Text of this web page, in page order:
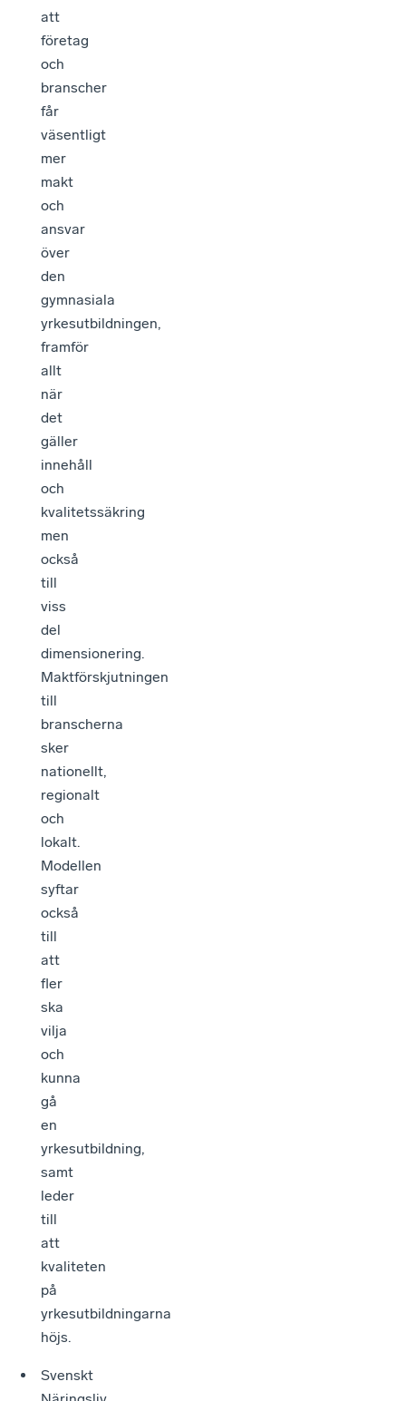
att
företag
och
branscher
får
väsentligt
mer
makt
och
ansvar
över
den
gymnasiala
yrkesutbildningen,
framför
allt
när
det
gäller
innehåll
och
kvalitetssäkring
men
också
till
viss
del
dimensionering.
Maktförskjutningen
till
branscherna
sker
nationellt,
regionalt
och
lokalt.
Modellen
syftar
också
till
att
fler
ska
vilja
och
kunna
gå
en
yrkesutbildning,
samt
leder
till
att
kvaliteten
på
yrkesutbildningarna
höjs.
Svenskt